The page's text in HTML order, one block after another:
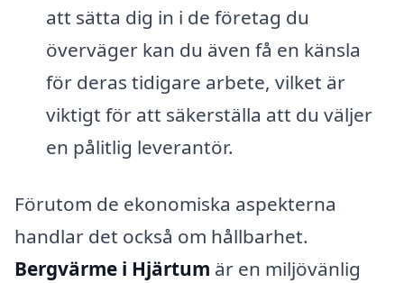
att sätta dig in i de företag du
överväger kan du även få en känsla
för deras tidigare arbete, vilket är
viktigt för att säkerställa att du väljer
en pålitlig leverantör.
Förutom de ekonomiska aspekterna
handlar det också om hållbarhet.
Bergvärme i Hjärtum är en miljövänlig